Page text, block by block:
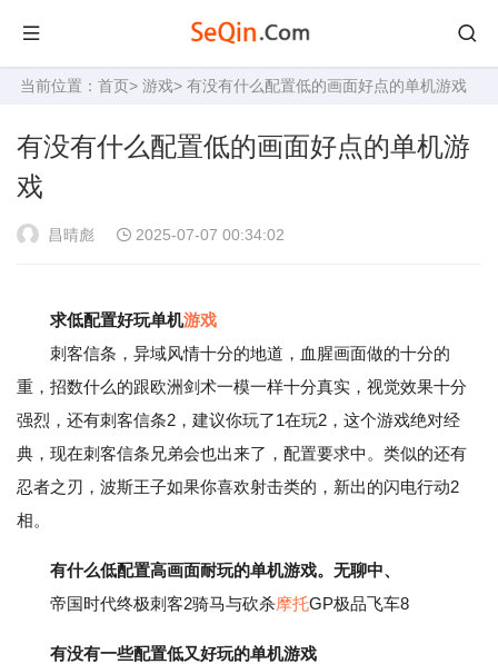
当前位置： 首页> 游戏> 有没有什么配置低的画面好点的单机游戏
有没有什么配置低的画面好点的单机游
戏
昌晴彪 2025-07-07 00:34:02
求低配置好玩单机游戏
刺客信条，异域风情十分的地道，血腥画面做的十分的
重，招数什么的跟欧洲剑术一模一样十分真实，视觉效果十分
强烈，还有刺客信条2，建议你玩了1在玩2，这个游戏绝对经
典，现在刺客信条兄弟会也出来了，配置要求中。类似的还有
忍者之刃，波斯王子如果你喜欢射击类的，新出的闪电行动2
相。
有什么低配置高画面耐玩的单机游戏。无聊中、
帝国时代终极刺客2骑马与砍杀摩托GP极品飞车8
有没有一些配置低又好玩的单机游戏